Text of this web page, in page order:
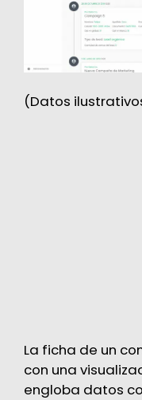
(Datos
La ficha de un
con una
engloba datos